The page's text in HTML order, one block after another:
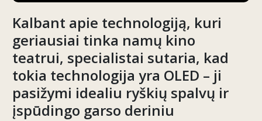
Kalbant apie technologiją, kuri
geriausiai tinka namų kino
teatrui, specialistai sutaria, kad
tokia technologija yra OLED – ji
pasižymi idealiu ryškių spalvų ir
įspūdingo garso deriniu